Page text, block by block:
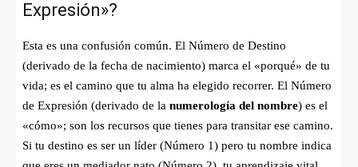
Expresión»?
Esta es una confusión común. El Número de Destino
(derivado de la fecha de nacimiento) marca el «porqué» de tu
vida; es el camino que tu alma ha elegido recorrer. El Número
de Expresión (derivado de la numerología del nombre) es el
«cómo»; son los recursos que tienes para transitar ese camino.
Si tu destino es ser un líder (Número 1) pero tu nombre indica